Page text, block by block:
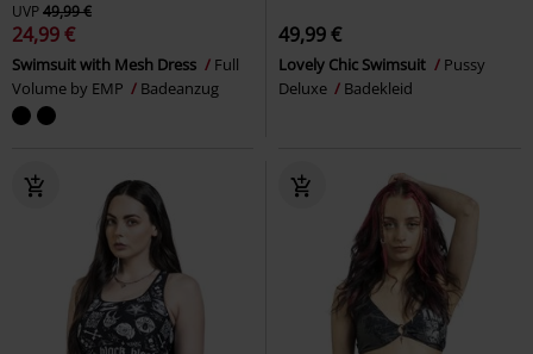
UVP49,99 €
24,99 €
Swimsuit with Mesh Dress
Full
Volume by EMP
Badeanzug
49,99 €
Lovely Chic Swimsuit
Pussy
Deluxe
Badekleid